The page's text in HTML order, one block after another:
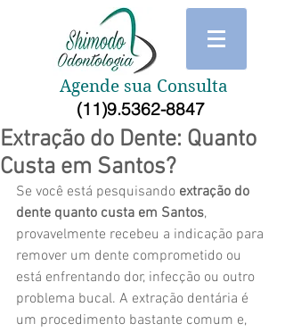
Agende sua Consulta
(11)9.5362-8847
Extração do Dente: Quanto
Custa em Santos?
Se você está pesquisando extração do
dente quanto custa em Santos,
provavelmente recebeu a indicação para
remover um dente comprometido ou
está enfrentando dor, infecção ou outro
problema bucal. A extração dentária é
um procedimento bastante comum e,